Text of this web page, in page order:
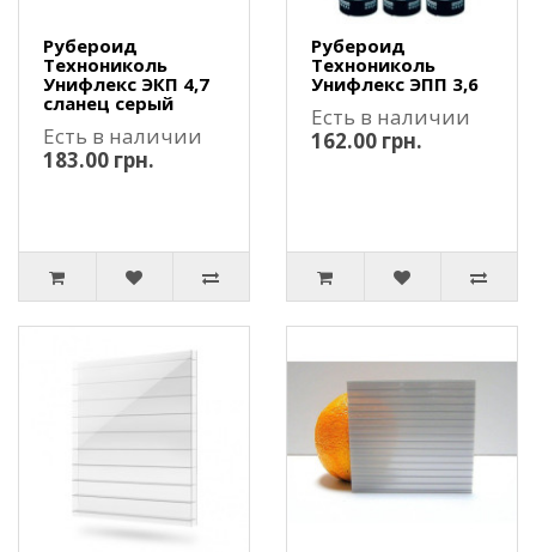
Рубероид
Технониколь
Унифлекс ЭКП 4,7
сланец серый
Есть в наличии
183.00 грн.
Рубероид
Технониколь
Унифлекс ЭПП 3,6
Есть в наличии
162.00 грн.